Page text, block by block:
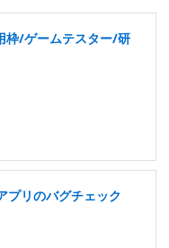
枠/ゲームテスター/研
プリのバグチェック